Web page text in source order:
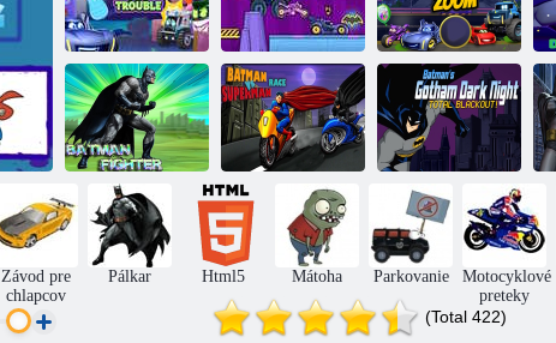
Problémy s
hračkou
Batwheels
Batwheels: Deň
v Batcave
Batwheels:
zbierajte loptičky
Batman
bojovník
Závod Batman
vs Superman
Úplne
zatemnený
Gotham's Dark
Knight Batman!
Závod pre
chlapcov
Pálkar Html5 Mátoha Parkovanie
Motocyklové
preteky
(Total 422)